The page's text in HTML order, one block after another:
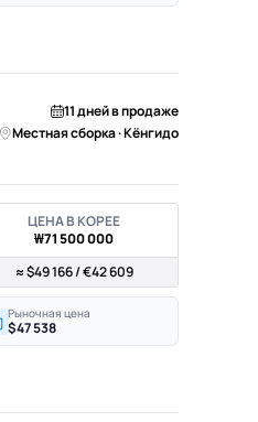
11 дней в продаже
Местная сборка · Кёнгидо
ЦЕНА В КОРЕЕ
₩71 500 000
≈ $49 166 / €42 609
Рыночная цена
$47 538